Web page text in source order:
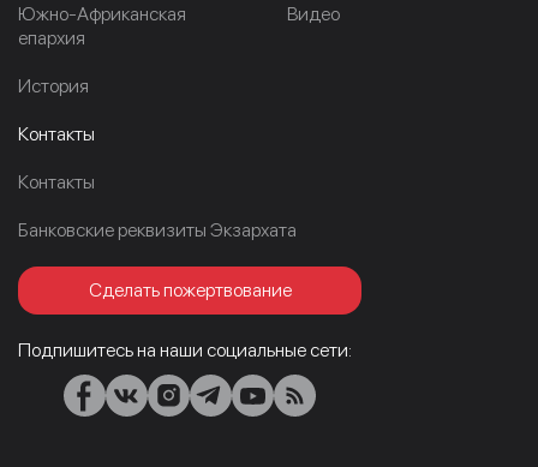
Южно-Африканская
епархия
История
Видео
Контакты
Контакты
Банковские реквизиты Экзархата
Сделать пожертвование
Подпишитесь на наши социальные сети: